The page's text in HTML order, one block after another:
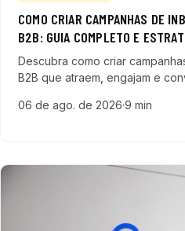
COMO CRIAR CAMPANHAS DE
B2B: GUIA COMPLETO E
Descubra como criar
B2B que atraem, engajam e
tecnologia.
06 de ago. de 2026·9 min